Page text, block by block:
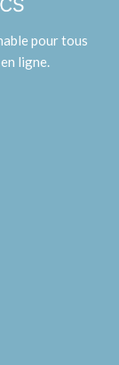
pour tous
ligne.